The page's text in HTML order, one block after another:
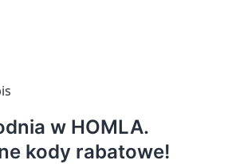
w HOMLA.
kody rabatowe!